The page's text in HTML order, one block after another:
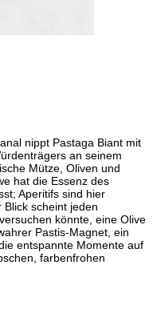
nippt Pastaga Biant mit
an seinem
Mütze, Oliven und
hat die Essenz des
Aperitifs sind hier
scheint jeden
könnte, eine Olive
Pastis-Magnet, ein
entspannte Momente auf
farbenfrohen